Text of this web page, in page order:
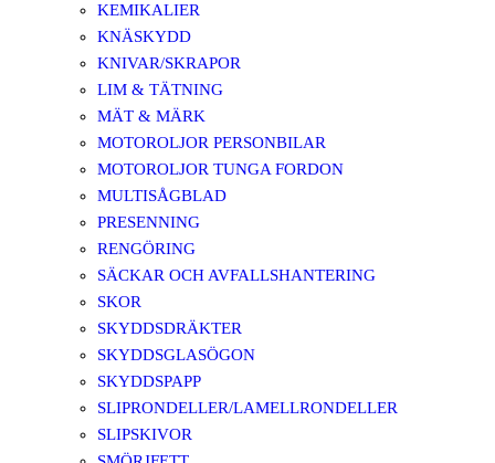
KEMIKALIER
KNÄSKYDD
KNIVAR/SKRAPOR
LIM & TÄTNING
MÄT & MÄRK
MOTOROLJOR PERSONBILAR
MOTOROLJOR TUNGA FORDON
MULTISÅGBLAD
PRESENNING
RENGÖRING
SÄCKAR OCH AVFALLSHANTERING
SKOR
SKYDDSDRÄKTER
SKYDDSGLASÖGON
SKYDDSPAPP
SLIPRONDELLER/LAMELLRONDELLER
SLIPSKIVOR